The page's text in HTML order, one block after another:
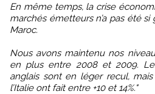
En même temps, la crise
marchés émetteurs n’a pas été
Maroc.
Nous avons maintenu nos
en plus entre 2008 et 2009.
anglais sont en léger recul,
l’Italie ont fait entre +10 et 14%."